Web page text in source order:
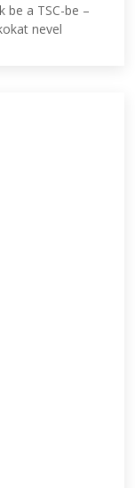
be a TSC-be –
nevel